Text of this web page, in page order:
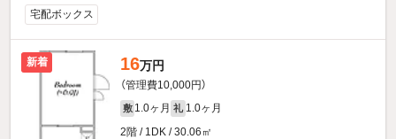
宅配ボックス
新着 16万円
（管理費10,000円）
敷 1.0ヶ月 礼 1.0ヶ月
2階 / 1DK / 30.06㎡